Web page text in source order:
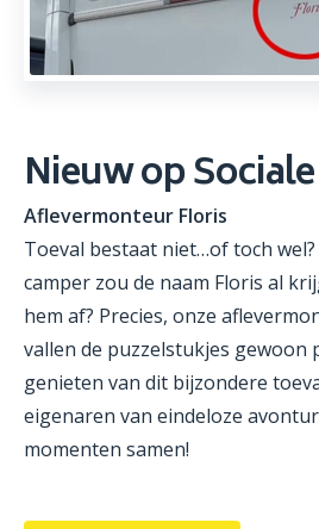
Nieuw op
Aflevermonteur Floris
Toeval bestaat niet…of toch wel?
camper zou de naam Floris al
hem af? Precies, onze
vallen de puzzelstukjes gewoon
genieten van dit bijzondere
eigenaren van eindeloze
momenten samen!